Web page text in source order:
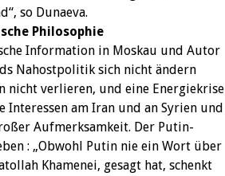
so Dunaeva.
Philosophie
Information in Moskau und Autor
Nahostpolitik sich nicht ändern
nicht verlieren, und eine Energiekrise
am Iran und an Syrien und
Aufmerksamkeit. Der Putin-
: „Obwohl Putin nie ein Wort über
Khamenei, gesagt hat, schenkt